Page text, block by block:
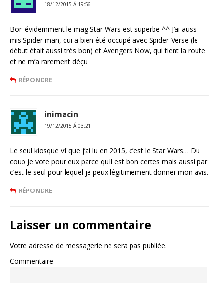
18/12/2015 Á 19:56
Bon évidemment le mag Star Wars est superbe ^^ J’ai aussi
mis Spider-man, qui a bien été occupé avec Spider-Verse (le
début était aussi très bon) et Avengers Now, qui tient la route
et ne m’a rarement déçu.
RÉPONDRE
inimacin
19/12/2015 Á 03:21
Le seul kiosque vf que j’ai lu en 2015, c’est le Star Wars… Du
coup je vote pour eux parce qu’il est bon certes mais aussi par
c’est le seul pour lequel je peux légitimement donner mon avis.
RÉPONDRE
Laisser un commentaire
Votre adresse de messagerie ne sera pas publiée.
Commentaire